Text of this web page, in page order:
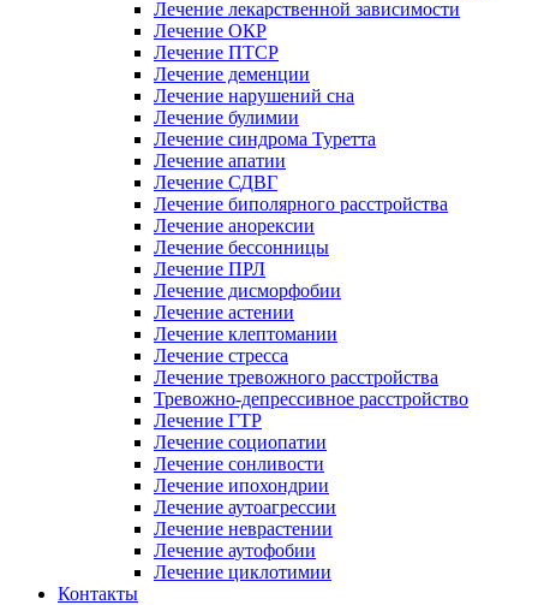
Лечение лекарственной зависимости
Лечение ОКР
Лечение ПТСР
Лечение деменции
Лечение нарушений сна
Лечение булимии
Лечение синдрома Туретта
Лечение апатии
Лечение СДВГ
Лечение биполярного расстройства
Лечение анорексии
Лечение бессонницы
Лечение ПРЛ
Лечение дисморфобии
Лечение астении
Лечение клептомании
Лечение стресса
Лечение тревожного расстройства
Тревожно-депрессивное расстройство
Лечение ГТР
Лечение социопатии
Лечение сонливости
Лечение ипохондрии
Лечение аутоагрессии
Лечение неврастении
Лечение аутофобии
Лечение циклотимии
Контакты